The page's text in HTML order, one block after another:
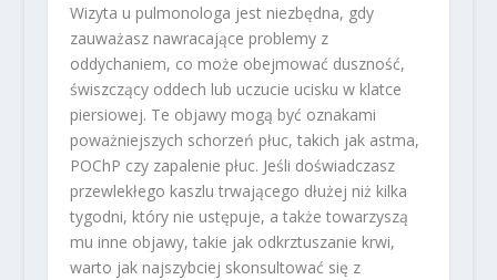
Wizyta u pulmonologa jest niezbędna, gdy
zauważasz nawracające problemy z
oddychaniem, co może obejmować duszność,
świszczący oddech lub uczucie ucisku w klatce
piersiowej. Te objawy mogą być oznakami
poważniejszych schorzeń płuc, takich jak astma,
POChP czy zapalenie płuc. Jeśli doświadczasz
przewlekłego kaszlu trwającego dłużej niż kilka
tygodni, który nie ustępuje, a także towarzyszą
mu inne objawy, takie jak odkrztuszanie krwi,
warto jak najszybciej skonsultować się z